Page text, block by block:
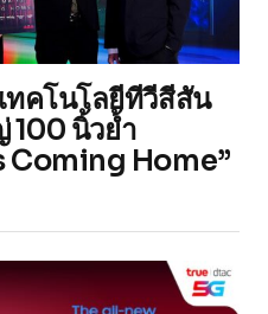
ทคโนโลยีทีวีสีสัน
100 นิ้วย้ำ
Coming Home”